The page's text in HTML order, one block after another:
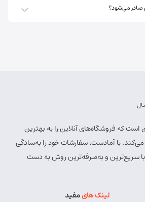
صادر می‌شود؟
که فروشگاه‌های آنلاین را به بهترین
با آمادست، سفارشات خود را به‌سادگی
سریع‌ترین و به‌صرفه‌ترین روش به دست
لینک هایمفید